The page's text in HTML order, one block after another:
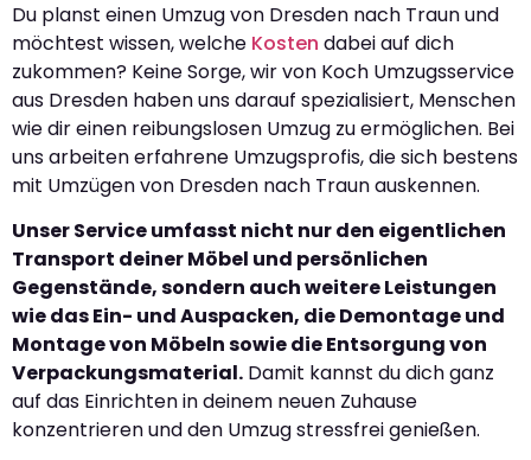
Du planst einen Umzug von Dresden nach Traun und
möchtest wissen, welche Kosten dabei auf dich
zukommen? Keine Sorge, wir von Koch Umzugsservice
aus Dresden haben uns darauf spezialisiert, Menschen
wie dir einen reibungslosen Umzug zu ermöglichen. Bei
uns arbeiten erfahrene Umzugsprofis, die sich bestens
mit Umzügen von Dresden nach Traun auskennen.
Unser Service umfasst nicht nur den eigentlichen
Transport deiner Möbel und persönlichen
Gegenstände, sondern auch weitere Leistungen
wie das Ein- und Auspacken, die Demontage und
Montage von Möbeln sowie die Entsorgung von
Verpackungsmaterial. Damit kannst du dich ganz
auf das Einrichten in deinem neuen Zuhause
konzentrieren und den Umzug stressfrei genießen.